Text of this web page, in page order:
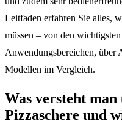
Leitfaden erfahren Sie alles,
müssen – von den
Anwendungsbereichen, über
Modellen im Vergleich.
Was versteht
Pizzaschere und